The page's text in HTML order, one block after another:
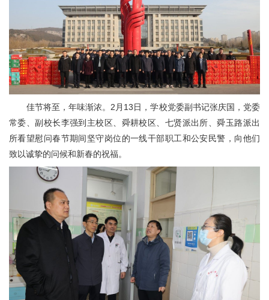
佳节将至，年味渐浓。2月13日，学校党委副书记张庆国，党委
常委、副校长李强到主校区、舜耕校区、七贤派出所、舜玉路派出
所看望慰问春节期间坚守岗位的一线干部职工和公安民警，向他们
致以诚挚的问候和新春的祝福。